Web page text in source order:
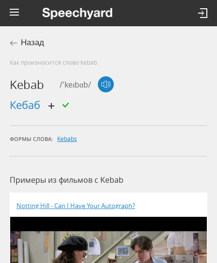
Назад
Как произносится слово kebab
Kebab /'keɪbɑb/
кебаб
ФОРМЫ СЛОВА: Kebabs
Примеры из фильмов c Kebab
Notting Hill - Can I Have Your Autograph?